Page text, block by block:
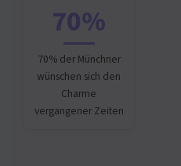
70%
70% der Münchner
wünschen sich den
Charme
vergangener Zeiten